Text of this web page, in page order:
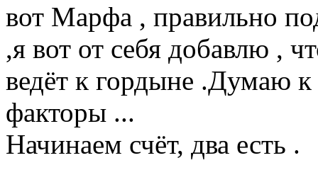
вот Марфа , правильно
,я вот от себя добавлю ,
ведёт к гордыне .Думаю
факторы ...
Начинаем счёт, два есть .